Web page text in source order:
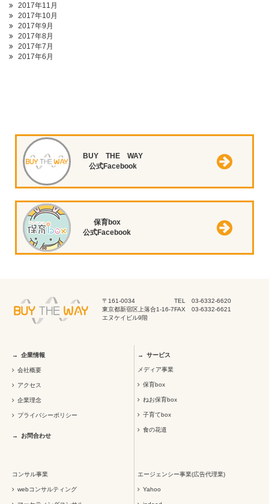
2017年11月
2017年10月
2017年9月
2017年8月
2017年7月
2017年6月
BUY THE WAY
公式Facebook
保育box
公式Facebook
〒161-0034
東京都新宿区上落合1-16-7
エヌケイビル9階
TEL 03-6332-6620
FAX 03-6332-6621
企業情報
会社概要
アクセス
企業理念
プライバシーポリシー
お問合わせ
サービス
メディア事業
保育box
ねお保育box
子育てbox
食の花道
コンサル事業
webコンサルティング
エージェンシー事業(広告代理業)
Yahoo